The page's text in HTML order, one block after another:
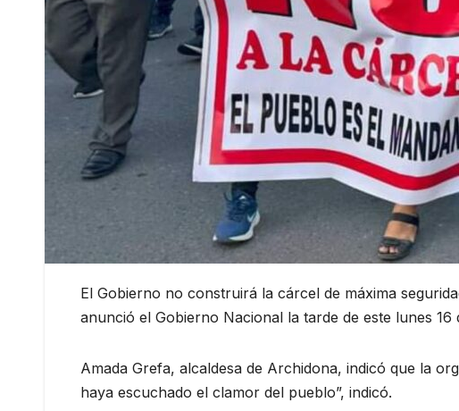
El Gobierno no construirá la cárcel de máxima
anunció el Gobierno Nacional la tarde de este lunes 16
Amada Grefa, alcaldesa de Archidona, indicó que la
haya escuchado el clamor del pueblo”, indicó.